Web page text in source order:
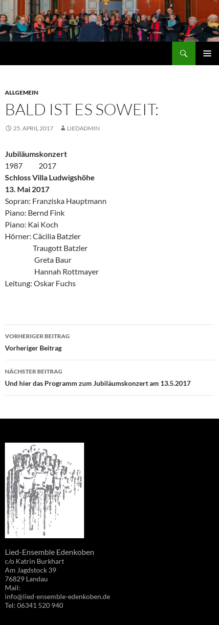
Inhalt
springen
ALLGEMEIN
BALD IST ES SOWEIT:
25. APRIL 2017 LIEDADMIN
Jubiläumskonzert
1987 2017
Schloss Villa Ludwigshöhe
13. Mai 2017
Sopran: Franziska Hauptmann
Piano: Bernd Fink
Piano: Kai Koch
Hörner: Cäcilia Batzler
Traugott Batzler
Greta Baur
Hannah Rottmayer
Leitung: Oskar Fuchs
Beitragsnavigation
VORHERIGER BEITRAG
Vorheriger Beitrag
NÄCHSTER BEITRAG
Und hier das Programm zum Jubiläumskonzert am 13.5.2017
Lied-Ensemble Edenkoben
c/o Katrin Burkhart
Am Jagdstock 39
76829 Landau
Mail:
info@lied-ensemble-edenkoben.de
Tel: 06341 520 940